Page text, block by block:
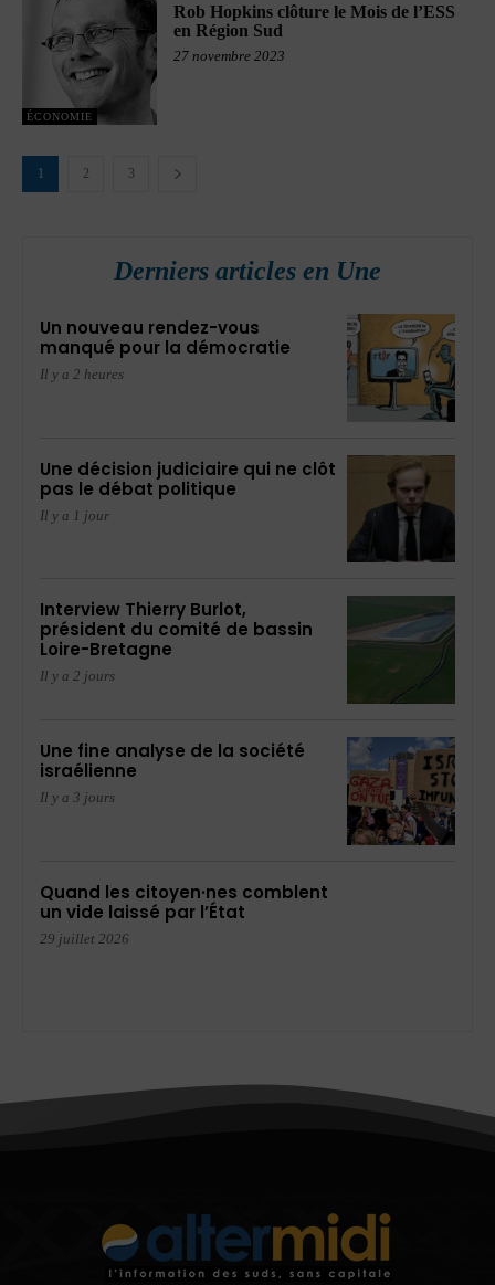
ÉCONOMIE
Rob Hopkins clôture le Mois de l’ESS
en Région Sud
27 novembre 2023
1 2 3
Derniers articles en Une
Un nouveau rendez-vous
manqué pour la démocratie
Il y a 2 heures
Une décision judiciaire qui ne clôt
pas le débat politique
Il y a 1 jour
Interview Thierry Burlot,
président du comité de bassin
Loire-Bretagne
Il y a 2 jours
Une fine analyse de la société
israélienne
Il y a 3 jours
Quand les citoyen·nes comblent
un vide laissé par l’État
29 juillet 2026